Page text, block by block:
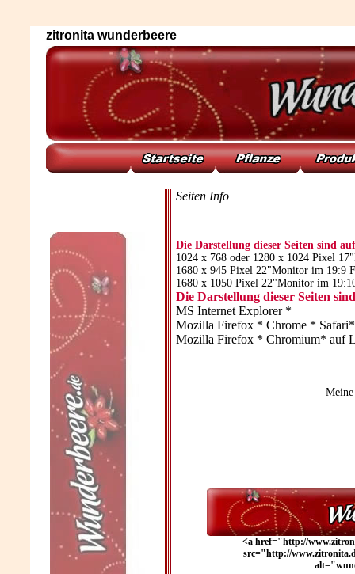
zitronita wunderbeere
Seiten Info
Die Darstellung dieser Seiten sind
1024 x 768 oder 1280 x 1024 Pixel
1680 x 945 Pixel 22"Monitor im 19:9
1680 x 1050 Pixel 22"Monitor im
Die Darstellung dieser Seiten
MS Internet Explorer *
Mozilla Firefox * Chrome *
Mozilla Firefox * Chromium* auf
<a href="http://
src="http://
alt="